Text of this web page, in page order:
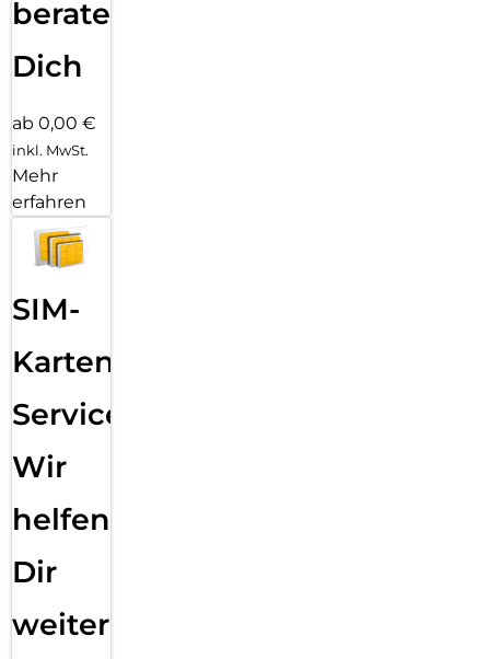
beraten
Dich
ab 0,00 €
inkl. MwSt.
Mehr
erfahren
SIM-
Karten
Service:
Wir
helfen
Dir
weiter